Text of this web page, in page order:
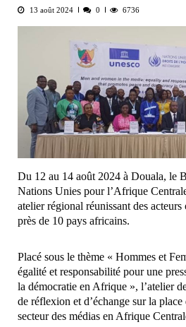
13 août 2024 0 6736
Du 12 au 14 août 2024 à Douala, le
Nations Unies pour l’Afrique
atelier régional réunissant des acteurs
près de 10 pays africains.
Placé sous le thème « Hommes et
égalité et responsabilité pour une
la démocratie en Afrique », l’atelier
de réflexion et d’échange sur la place
secteur des médias en Afrique